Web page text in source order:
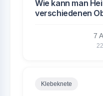
Wie kann man
verschiedenen
7
Klebeknete